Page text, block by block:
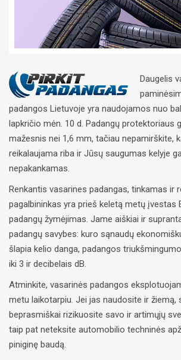
Daugelis
padangos Lietuvoje yra naudojamos nuo
lapkričio mėn. 10 d. Padangų protektoriaus
mažesnis nei 1,6 mm, tačiau nepamirškite,
reikalaujama riba ir Jūsų saugumas kelyje
nepakankamas.
Renkantis vasarines padangas, tinkamas ir
pagalbininkas yra prieš keletą metų įvestas
padangų žymėjimas. Jame aiškiai ir
padangų savybes: kuro sąnaudų
šlapia kelio danga, padangos
iki 3 ir decibelais dB.
Atminkite, vasarinės padangos
metu laikotarpiu. Jei jas naudosite ir žiemą,
beprasmiškai rizikuosite savo ir artimųjų
taip pat neteksite automobilio techninės
piniginę baudą.